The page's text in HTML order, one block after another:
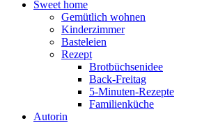
Sweet home
Gemütlich wohnen
Kinderzimmer
Basteleien
Rezept
Brotbüchsenidee
Back-Freitag
5-Minuten-Rezepte
Familienküche
Autorin